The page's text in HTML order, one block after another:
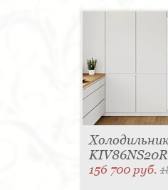
KIV86NS20R
156 700 руб.